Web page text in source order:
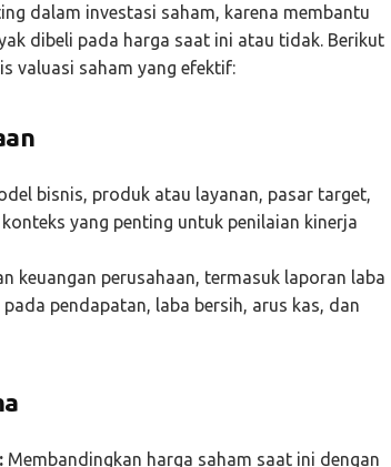
dalam investasi saham, karena membantu
dibeli pada harga saat ini atau tidak. Berikut
valuasi saham yang efektif:
bisnis, produk atau layanan, pasar target,
yang penting untuk penilaian kinerja
keuangan perusahaan, termasuk laporan laba
pendapatan, laba bersih, arus kas, dan
Membandingkan harga saham saat ini dengan